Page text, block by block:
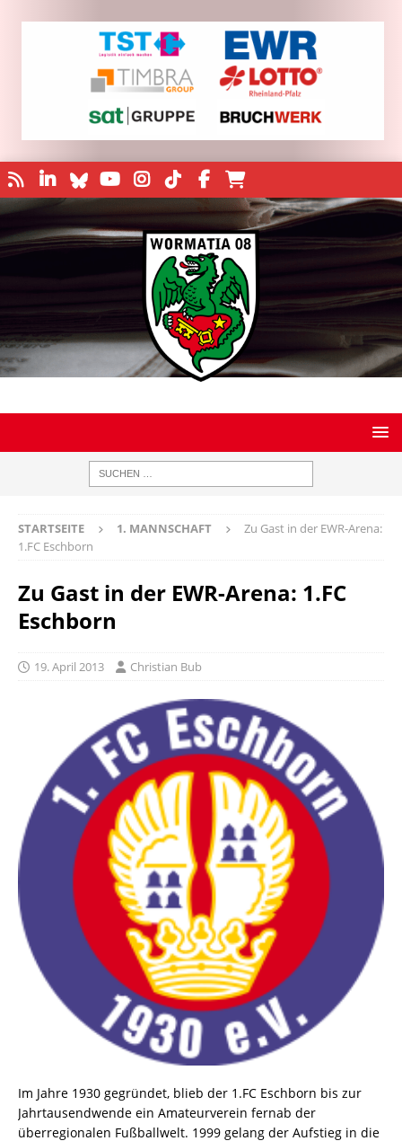
STARTSEITE 1. MANNSCHAFT
Zu Gast in der EWR-Arena:
1.FC Eschborn
Zu Gast in der EWR-Arena: 1.FC
Eschborn
19. April 2013 Christian Bub
Im Jahre 1930 gegründet, blieb der 1.FC Eschborn bis zur
Jahrtausendwende ein Amateurverein fernab der
überregionalen Fußballwelt. 1999 gelang der Aufstieg in die